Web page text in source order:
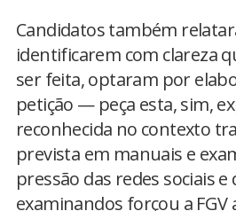
Candidatos também
identificarem com clareza
ser feita, optaram por
petição — peça esta, sim,
reconhecida no contexto
prevista em manuais e
pressão das redes sociais
examinandos forçou a